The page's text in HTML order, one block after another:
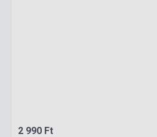
2 990 Ft